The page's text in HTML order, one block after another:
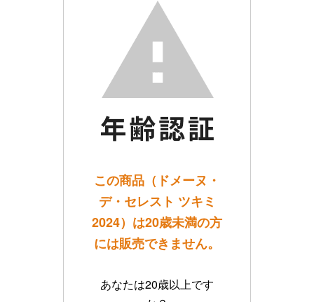
この商品（ドメーヌ・
デ・セレスト ツキミ
2024）は20歳未満の方
には販売できません。
あなたは20歳以上です